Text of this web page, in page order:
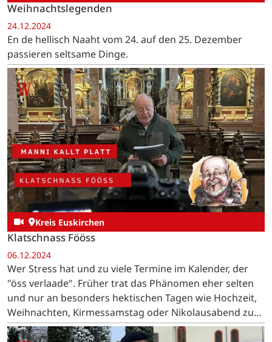
Weihnachtslegenden
24.12.2024
En de hellisch Naaht vom 24. auf den 25. Dezember
passieren seltsame Dinge.
Kreis Euskirchen
Klatschnass Fööss
06.12.2024
Wer Stress hat und zu viele Termine im Kalender, der
"öss verlaade". Früher trat das Phänomen eher selten
und nur an besonders hektischen Tagen wie Hochzeit,
Weihnachten, Kirmessamstag oder Nikolausabend zu
Tage.